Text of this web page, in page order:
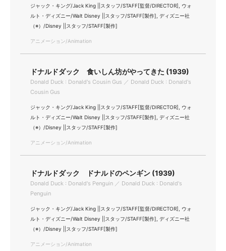
ジャック・キング/Jack King ||スタッフ/STAFF[監督/DIRECTOR], ウォ
ルト・ディズニー/Walt Disney ||スタッフ/STAFF[製作], ディズニー社
（※）/Disney ||スタッフ/STAFF[製作]
アニメーション/Animation
ドナルドダック 食いしん坊がやってきた (1939)
Donald Duck : Donald's Cousin Gus ／ Donald Duck : Donald's
Cousin Gus
ジャック・キング/Jack King ||スタッフ/STAFF[監督/DIRECTOR], ウォ
ルト・ディズニー/Walt Disney ||スタッフ/STAFF[製作], ディズニー社
（※）/Disney ||スタッフ/STAFF[製作]
アニメーション/Animation
ドナルドダック ドナルドのペンギン (1939)
Donald Duck : Donald's Penguin ／ Donald Duck : Donald's
Penguin
ジャック・キング/Jack King ||スタッフ/STAFF[監督/DIRECTOR], ウォ
ルト・ディズニー/Walt Disney ||スタッフ/STAFF[製作], ディズニー社
（※）/Disney ||スタッフ/STAFF[製作]
アニメーション/Animation